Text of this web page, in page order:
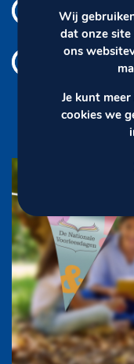
Eigen
Meters tot
Wij
dat onze
ons
Je kunt
cookies we